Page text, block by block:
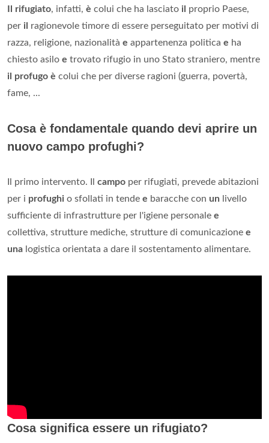
Il rifugiato, infatti, è colui che ha lasciato il proprio Paese,
per il ragionevole timore di essere perseguitato per motivi di
razza, religione, nazionalità e appartenenza politica e ha
chiesto asilo e trovato rifugio in uno Stato straniero, mentre
il profugo è colui che per diverse ragioni (guerra, povertà,
fame, ...
Cosa è fondamentale quando devi aprire un
nuovo campo profughi?
Il primo intervento. Il campo per rifugiati, prevede abitazioni
per i profughi o sfollati in tende e baracche con un livello
sufficiente di infrastrutture per l'igiene personale e
collettiva, strutture mediche, strutture di comunicazione e
una logistica orientata a dare il sostentamento alimentare.
Cosa significa essere un rifugiato?